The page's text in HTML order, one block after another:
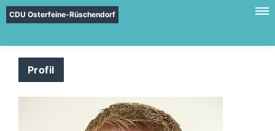
CDU Osterfeine-Rüschendorf
Profil